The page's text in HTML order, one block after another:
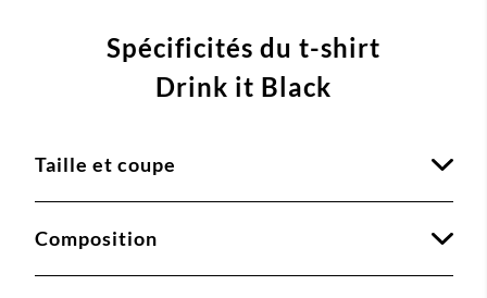
Spécificités du t-shirt
Drink it Black
Taille et coupe
Composition